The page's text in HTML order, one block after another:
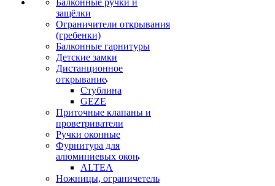
Балконные ручки и
защёлки
Ограничители открывания
(гребенки)
Балконные гарнитуры
Детские замки
Дистанционное
открывание
Стублина
GEZE
Приточные клапаны и
проветриватели
Ручки оконные
Фурнитура для
алюминиевых окон
ALTEA
Ножницы, ограничетель